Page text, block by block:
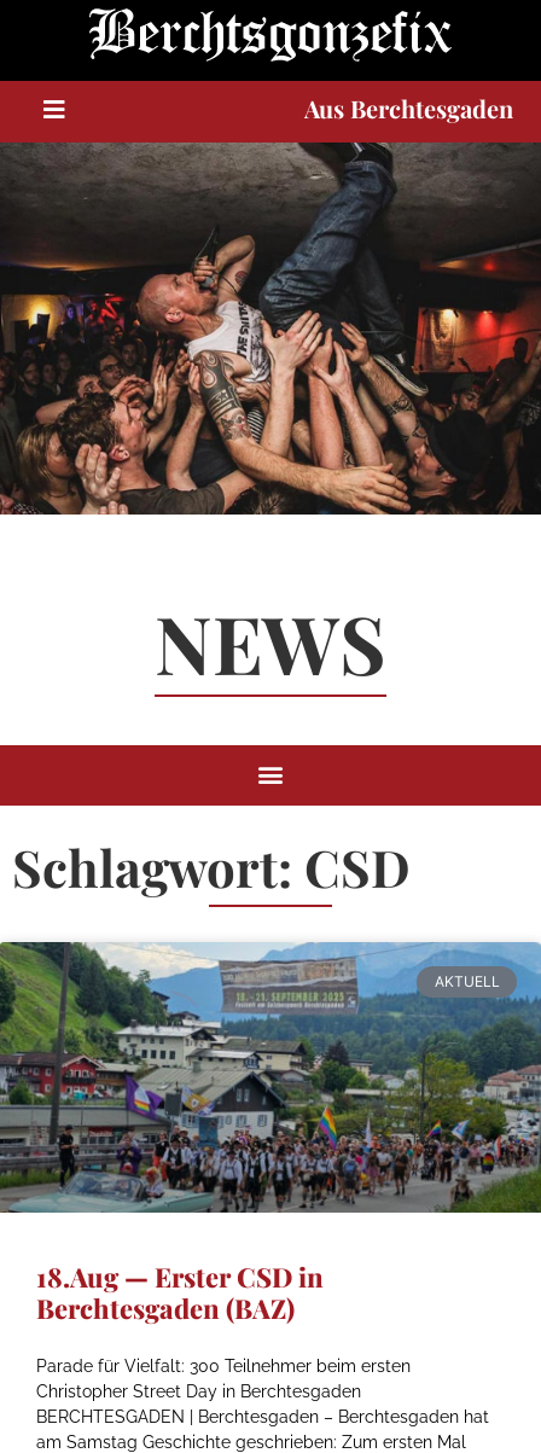
Aus Berchtesgaden
Rund um
Berchtesgaden
NEWS
Schlagwort: CSD
AKTUELL
18.Aug — Erster CSD in
Berchtesgaden (BAZ)
Parade für Vielfalt: 300 Teilnehmer beim ersten
Christopher Street Day in Berchtesgaden
BERCHTESGADEN | Berchtesgaden – Berchtesgaden hat
am Samstag Geschichte geschrieben: Zum ersten Mal